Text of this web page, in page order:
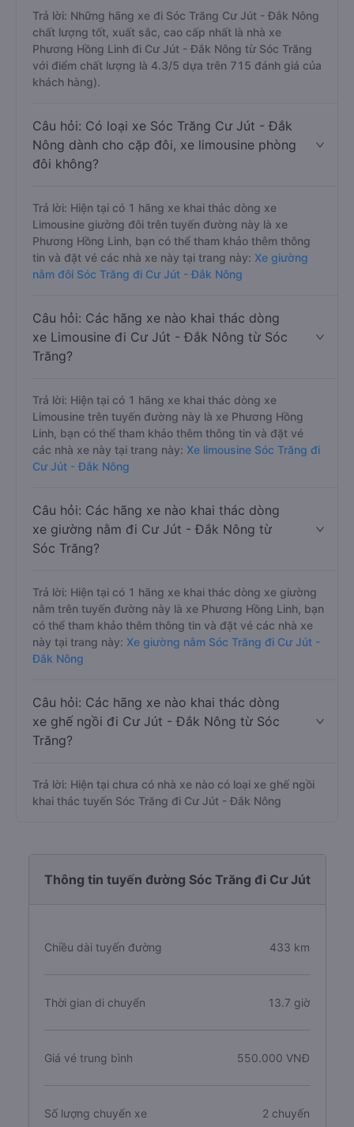
Trả lời: Những hãng xe đi Sóc Trăng Cư Jút - Đắk Nông
chất lượng tốt, xuất sắc, cao cấp nhất là nhà xe
Phương Hồng Linh đi Cư Jút - Đắk Nông từ Sóc Trăng
với điểm chất lượng là 4.3/5 dựa trên 715 đánh giá của
khách hàng).
Câu hỏi: Có loại xe Sóc Trăng Cư Jút - Đắk
Nông dành cho cặp đôi, xe limousine phòng
đôi không?
Trả lời: Hiện tại có 1 hãng xe khai thác dòng xe
Limousine giường đôi trên tuyến đường này là xe
Phương Hồng Linh, bạn có thể tham khảo thêm thông
tin và đặt vé các nhà xe này tại trang này: Xe giường
nằm đôi Sóc Trăng đi Cư Jút - Đắk Nông
Câu hỏi: Các hãng xe nào khai thác dòng
xe Limousine đi Cư Jút - Đắk Nông từ Sóc
Trăng?
Trả lời: Hiện tại có 1 hãng xe khai thác dòng xe
Limousine trên tuyến đường này là xe Phương Hồng
Linh, bạn có thể tham khảo thêm thông tin và đặt vé
các nhà xe này tại trang này: Xe limousine Sóc Trăng đi
Cư Jút - Đắk Nông
Câu hỏi: Các hãng xe nào khai thác dòng
xe giường nằm đi Cư Jút - Đắk Nông từ
Sóc Trăng?
Trả lời: Hiện tại có 1 hãng xe khai thác dòng xe giường
nằm trên tuyến đường này là xe Phương Hồng Linh, bạn
có thể tham khảo thêm thông tin và đặt vé các nhà xe
này tại trang này: Xe giường nằm Sóc Trăng đi Cư Jút -
Đắk Nông
Câu hỏi: Các hãng xe nào khai thác dòng
xe ghế ngồi đi Cư Jút - Đắk Nông từ Sóc
Trăng?
Trả lời: Hiện tại chưa có nhà xe nào có loại xe ghế ngồi
khai thác tuyến Sóc Trăng đi Cư Jút - Đắk Nông
Thông tin tuyến đường Sóc Trăng đi Cư Jút
Chiều dài tuyến đường 433 km
Thời gian di chuyển 13.7 giờ
Giá vé trung bình 550.000 VNĐ
Số lượng chuyến xe 2 chuyến